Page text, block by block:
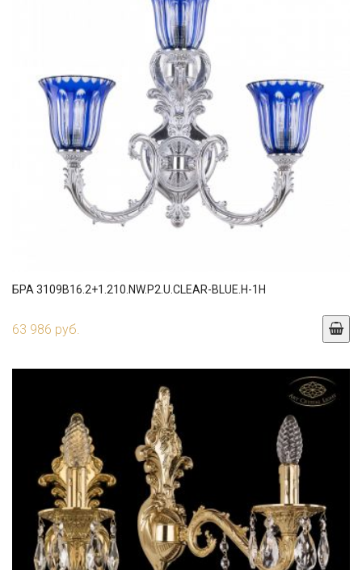
БРА 3109B16.2+1.210.NW.P2.U.CLEAR-BLUE.H-1H
63 986 руб.